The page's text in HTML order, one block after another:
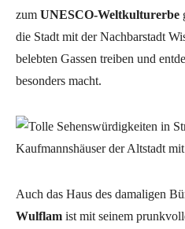
zum UNESCO-Weltkulturerbe
die Stadt mit der Nachbarstadt
belebten Gassen treiben und
besonders macht.
Auch das Haus des damaligen
Wulflam ist mit seinem